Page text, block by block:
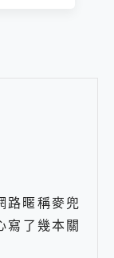
路暱稱麥兜
寫了幾本關